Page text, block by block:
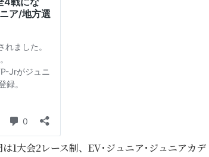
1大会2レース制、EV･ジュニア･ジュニアカデ